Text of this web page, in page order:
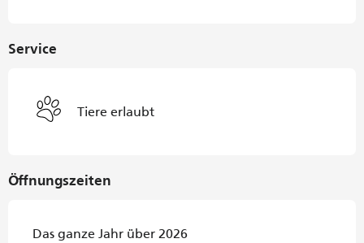
Service
Tiere erlaubt
Öffnungszeiten
Das ganze Jahr über 2026